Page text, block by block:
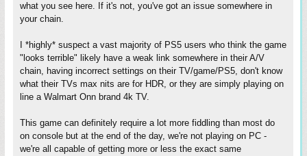
what you see here. If it's not, you've got an issue somewhere in
your chain.
I *highly* suspect a vast majority of PS5 users who think the game
"looks terrible" likely have a weak link somewhere in their A/V
chain, having incorrect settings on their TV/game/PS5, don't know
what their TVs max nits are for HDR, or they are simply playing on
line a Walmart Onn brand 4k TV.
This game can definitely require a lot more fiddling than most do
on console but at the end of the day, we're not playing on PC -
we're all capable of getting more or less the exact same